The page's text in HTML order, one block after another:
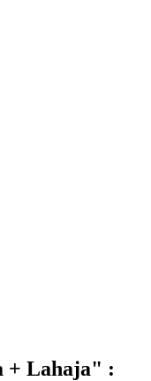
+ Lahaja" :